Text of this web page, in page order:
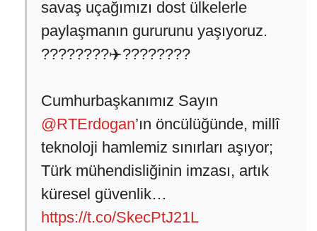
savaş uçağımızı dost ülkelerle
paylaşmanın gururunu yaşıyoruz.
????????✈️????????
Cumhurbaşkanımız Sayın
@RTErdogan’ın öncülüğünde, millî
teknoloji hamlemiz sınırları aşıyor;
Türk mühendisliğinin imzası, artık
küresel güvenlik…
https://t.co/SkecPtJ21L